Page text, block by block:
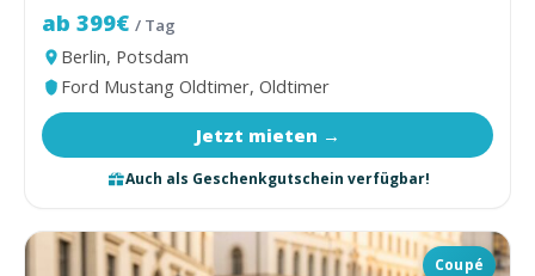
ab 399€ / Tag
Berlin, Potsdam
Ford Mustang Oldtimer, Oldtimer
Jetzt mieten →
Auch als Geschenkgutschein verfügbar!
Coupé